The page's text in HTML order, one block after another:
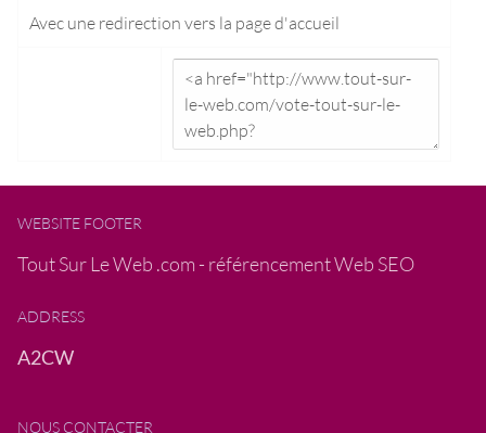
Avec une redirection vers la page d'accueil
WEBSITE FOOTER
Tout Sur Le Web .com - référencement Web SEO
ADDRESS
A2CW
NOUS CONTACTER